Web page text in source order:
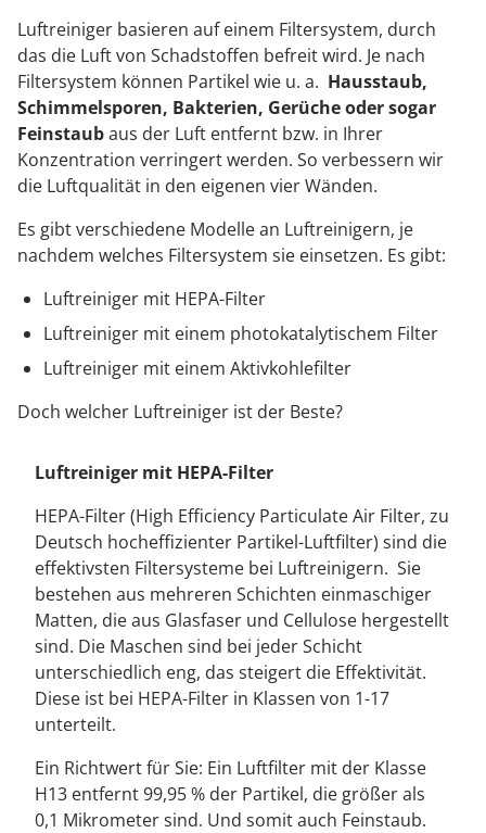
Luftreiniger basieren auf einem Filtersystem, durch
das die Luft von Schadstoffen befreit wird. Je nach
Filtersystem können Partikel wie u. a. Hausstaub,
Schimmelsporen, Bakterien, Gerüche oder sogar
Feinstaubaus der Luft entfernt bzw. in Ihrer
Konzentration verringert werden. So verbessern wir
die Luftqualität in den eigenen vier Wänden.
Es gibt verschiedene Modelle an Luftreinigern, je
nachdem welches Filtersystem sie einsetzen. Es gibt:
Luftreiniger mit HEPA-Filter
Luftreiniger mit einem photokatalytischem Filter
Luftreiniger mit einem Aktivkohlefilter
Doch welcher Luftreiniger ist der Beste?
Luftreiniger mit HEPA-Filter
HEPA-Filter (High Efficiency Particulate Air Filter, zu
Deutsch hocheffizienter Partikel-Luftfilter) sind die
effektivsten Filtersysteme bei Luftreinigern. Sie
bestehen aus mehreren Schichten einmaschiger
Matten, die aus Glasfaser und Cellulose hergestellt
sind. Die Maschen sind bei jeder Schicht
unterschiedlich eng, das steigert die Effektivität.
Diese ist bei HEPA-Filter in Klassen von 1-17
unterteilt.
Ein Richtwert für Sie: Ein Luftfilter mit der Klasse
H13 entfernt 99,95 % der Partikel, die größer als
0,1 Mikrometer sind. Und somit auch Feinstaub.